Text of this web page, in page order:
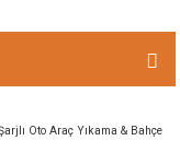
Oto Araç Yıkama & Bahçe